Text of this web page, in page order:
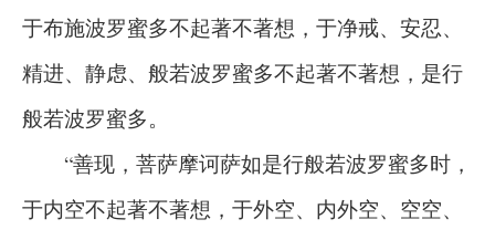
于布施波罗蜜多不起著不著想，于净戒、安忍、
精进、静虑、般若波罗蜜多不起著不著想，是行
般若波罗蜜多。
“善现，菩萨摩诃萨如是行般若波罗蜜多时，
于内空不起著不著想，于外空、内外空、空空、